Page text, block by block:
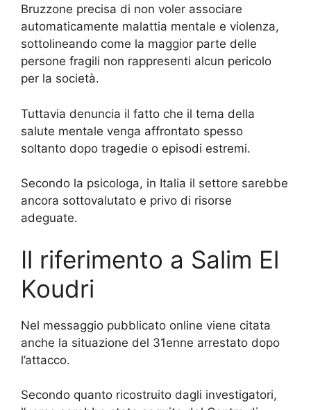
Bruzzone precisa di non voler associare
automaticamente malattia mentale e violenza,
sottolineando come la maggior parte delle
persone fragili non rappresenti alcun pericolo
per la società.
Tuttavia denuncia il fatto che il tema della
salute mentale venga affrontato spesso
soltanto dopo tragedie o episodi estremi.
Secondo la psicologa, in Italia il settore sarebbe
ancora sottovalutato e privo di risorse
adeguate.
Il riferimento a Salim El
Koudri
Nel messaggio pubblicato online viene citata
anche la situazione del 31enne arrestato dopo
l’attacco.
Secondo quanto ricostruito dagli investigatori,